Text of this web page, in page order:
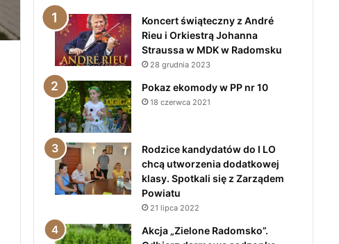
Koncert świąteczny z André
Rieu i Orkiestrą Johanna
Straussa w MDK w Radomsku
28 grudnia 2023
Pokaz ekomody w PP nr 10
18 czerwca 2021
Rodzice kandydatów do I LO
chcą utworzenia dodatkowej
klasy. Spotkali się z Zarządem
Powiatu
21 lipca 2022
Akcja „Zielone Radomsko”.